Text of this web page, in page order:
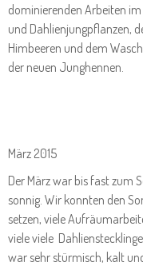
dominierenden Arbeiten
und Dahlienjungpflanzen,
Himbeeren und dem
der neuen Junghennen.
März 2015
Der März war bis fast zum
sonnig. Wir konnten den
setzen, viele
viele viele
war sehr stürmisch, kalt